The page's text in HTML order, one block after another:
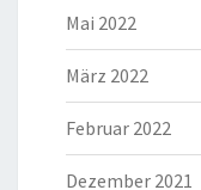
Mai 2022
März 2022
Februar 2022
Dezember 2021